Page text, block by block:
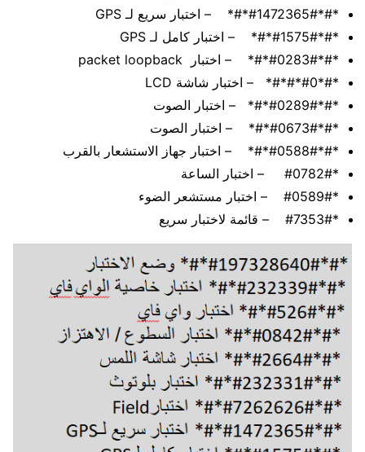
*#*#1472365#*#* – اختبار سريع لـ GPS
*#*#1575#*#* – اختبار كامل لـ GPS
*#*#0283#*#* – اختبار packet loopback
*#*#0*#*#* – اختبار شاشة LCD
*#*#0289#*#* – اختبار الصوت
*#*#0673#*#* – اختبار الصوت
*#*#0588#*#* – اختبار جهاز الاستشعار بالقرب
*#0782# – اختبار الساعة
*#0589# – اختبار مستشعر الضوء
*#7353# – قائمة لاختبار سريع